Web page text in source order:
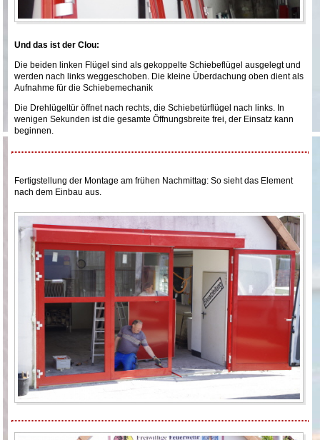
Und das ist der Clou:
Die beiden linken Flügel sind als gekoppelte Schiebeflügel ausgelegt und
werden nach links weggeschoben. Die kleine Überdachung oben dient als
Aufnahme für die Schiebemechanik
Die Drehlügeltür öffnet nach rechts, die Schiebetürflügel nach links. In
wenigen Sekunden ist die gesamte Öffnungsbreite frei, der Einsatz kann
beginnen.
Fertigstellung der Montage am frühen Nachmittag: So sieht das Element
nach dem Einbau aus.